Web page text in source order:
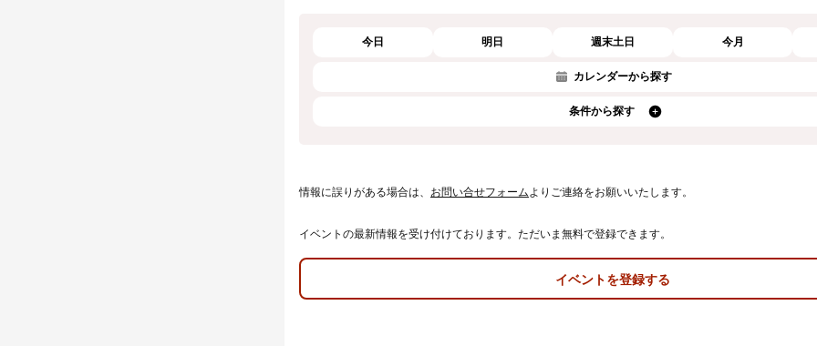
今日 明日 週末土日 今月
カレンダーから探す
条件から探す
情報に誤りがある場合は、 お問い合せフォームよりご連絡をお願いいたします。
イベントの最新情報を受け付けております。ただいま無料で登録できます。
イベントを登録する